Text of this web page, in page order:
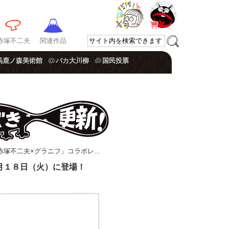
塚不二夫 関連作品
鹿ノ森美術館 バカ大川柳 国民投票
不二夫×グラニフ」コラボレ...
８日（火）に登場！